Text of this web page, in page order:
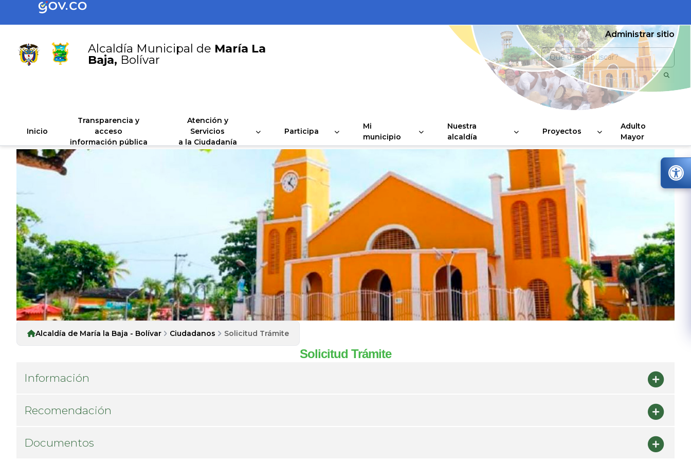
Alcaldía Municipal de María La
Baja, Bolívar
Administrar sitio
Inicio
Transparencia y
acceso
información pública
Atención y
Servicios
a la Ciudadanía
Participa
Mi
municipio
Nuestra
alcaldía
Proyectos
Adulto
Mayor
Alcaldía de María la Baja - Bolívar Ciudadanos Solicitud Trámite
Solicitud Trámite
Información
Recomendación
Documentos